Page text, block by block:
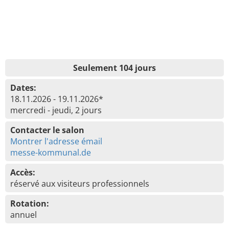
Seulement 104 jours
Dates:
18.11.2026 - 19.11.2026*
mercredi - jeudi, 2 jours
Contacter le salon
Montrer l'adresse émail
messe-kommunal.de
Accès:
réservé aux visiteurs professionnels
Rotation:
annuel